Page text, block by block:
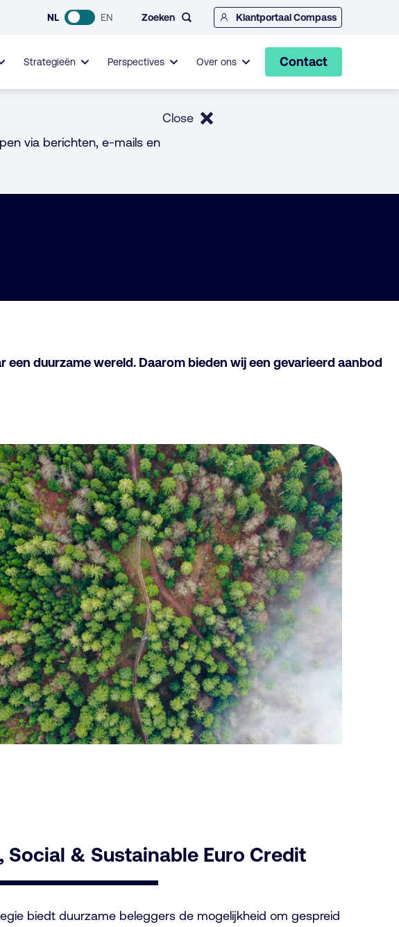
NL EN Zoeken Klantportaal Compass
Strategieën Perspectives Over ons Contact
via berichten, e-mails en
Close
duurzame wereld. Daarom bieden wij een gevarieerd aanbod
Social & Sustainable Euro Credit
biedt duurzame beleggers de mogelijkheid om gespreid